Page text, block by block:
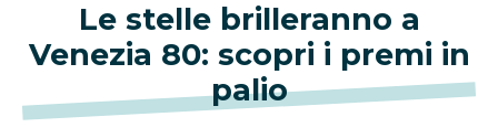
Le stelle brilleranno a
Venezia 80: scopri i premi in
palio